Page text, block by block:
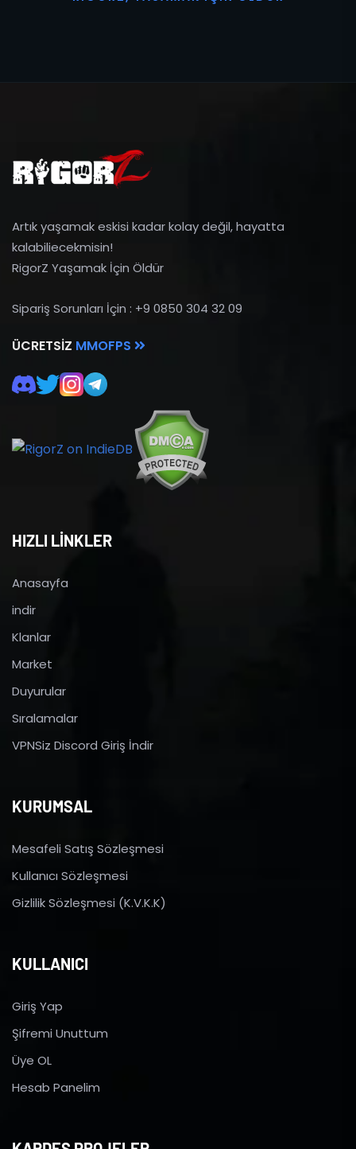
Artık yaşamak eskisi kadar kolay değil, hayatta
kalabiliecekmisin!
RigorZ Yaşamak İçin Öldür
Sipariş Sorunları İçin : +9 0850 304 32 09
ÜCRETSIZ MMOFPS
HIZLI LİNKLER
Anasayfa
indir
Klanlar
Market
Duyurular
Sıralamalar
VPNSiz Discord Giriş İndir
KURUMSAL
Mesafeli Satış Sözleşmesi
Kullanıcı Sözleşmesi
Gizlilik Sözleşmesi (K.V.K.K)
KULLANICI
Giriş Yap
Şifremi Unuttum
Üye OL
Hesab Panelim